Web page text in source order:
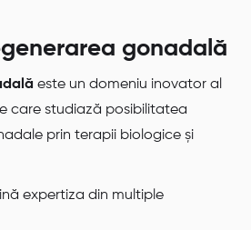
gonadală
este un domeniu inovator al
care studiază posibilitatea
prin terapii biologice și
expertiza din multiple